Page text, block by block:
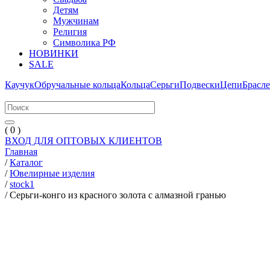
Детям
Мужчинам
Религия
Символика РФ
НОВИНКИ
SALE
КаучукОбручальные кольцаКольцаСерьгиПодвескиЦепи
( 0 )
ВХОД ДЛЯ ОПТОВЫХ КЛИЕНТОВ
Главная
/ Каталог
/ Ювелирные изделия
/ stock1
/ Серьги-конго из красного золота с алмазной гранью